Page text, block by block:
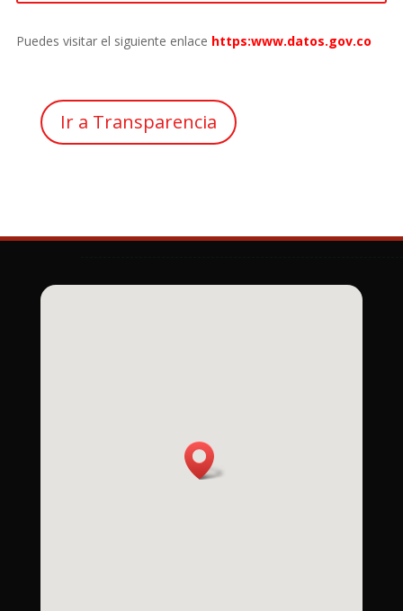
Puedes visitar el siguiente enlace https:www.datos.gov.co
Ir a Transparencia